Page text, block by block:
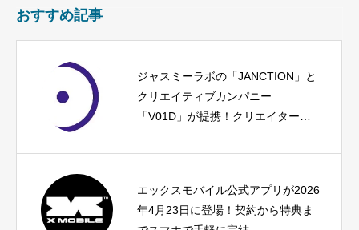
おすすめ記事
ジャスミーラボの「JANCTION」と
クリエイティブカンパニー
「V01D」が提携！クリエイター支
エックスモバイル公式アプリが2026
年4月23日に登場！契約から特典ま